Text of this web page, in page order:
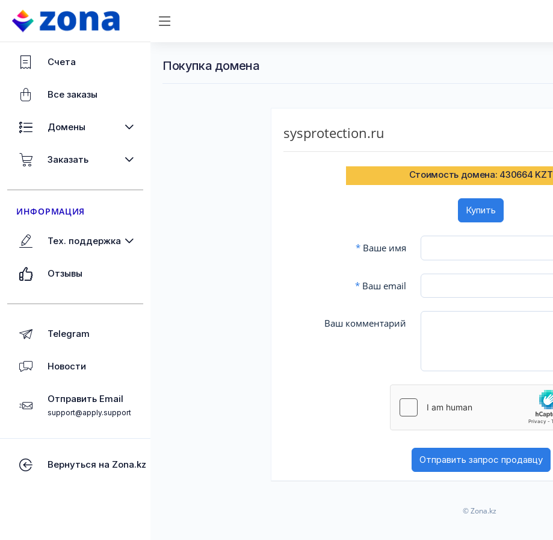
Счета
Все заказы
Домены
Заказать
ИНФОРМАЦИЯ
Тех. поддержка
Отзывы
Telegram
Новости
Отправить Email
support@apply.support
Вернуться на Zona.kz
Покупка домена
sysprotection.ru
Стоимость домена: 430664 KZT
Купить
*Ваше имя
*Ваш email
Ваш комментарий
© Zona.kz